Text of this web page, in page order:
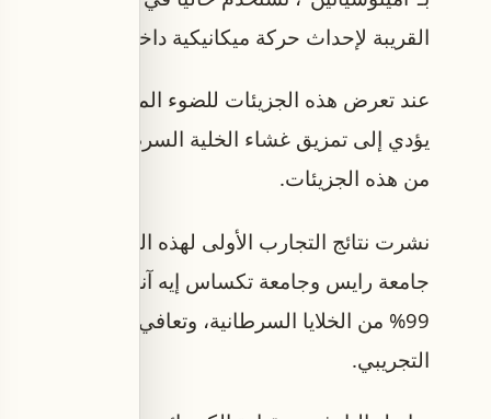
القريبة لإحداث حركة ميكانيكية داخل الخلايا
يؤدي إلى تمزيق غشاء الخلية السرطانية والقضاء
من هذه الجزيئات.
جامعة رايس وجامعة تكساس إيه آند إم وجامعة
99% من الخلايا السرطانية، وتعافي نصف
التجريبي.